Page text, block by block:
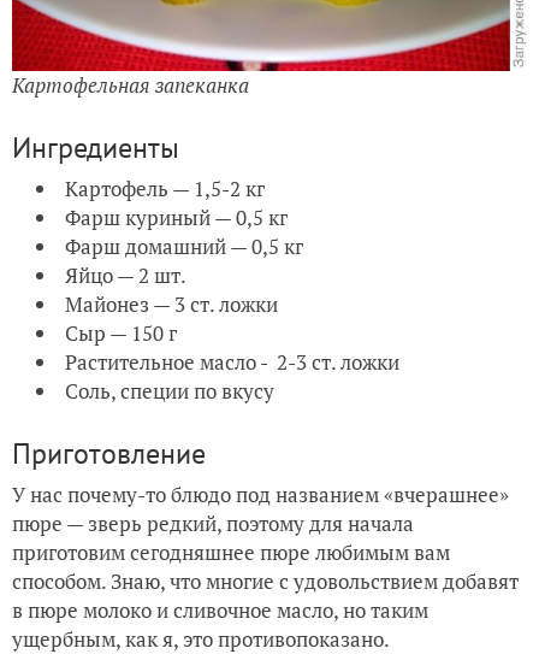
Картофельная запеканка
Ингредиенты
Картофель — 1,5-2 кг
Фарш куриный — 0,5 кг
Фарш домашний — 0,5 кг
Яйцо — 2 шт.
Майонез — 3 ст. ложки
Сыр — 150 г
Растительное масло - 2-3 ст. ложки
Соль, специи по вкусу
Приготовление
У нас почему-то блюдо под названием «вчерашнее»
пюре — зверь редкий, поэтому для начала
приготовим сегодняшнее пюре любимым вам
способом. Знаю, что многие с удовольствием добавят
в пюре молоко и сливочное масло, но таким
ущербным, как я, это противопоказано.